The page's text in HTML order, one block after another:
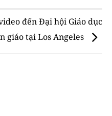
đến Đại hội Giáo dục
giáo tại Los Angeles